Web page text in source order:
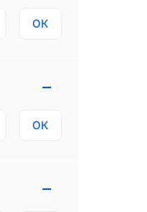
16
329
ОК
ОК